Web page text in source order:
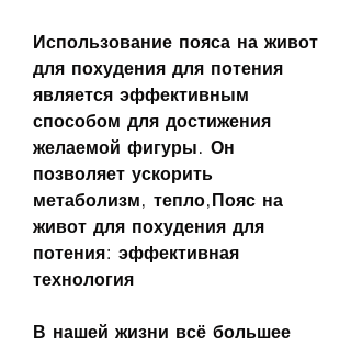
Использование пояса на живот
для похудения для потения
является эффективным
способом для достижения
желаемой фигуры. Он
позволяет ускорить
метаболизм, тепло,Пояс на
живот для похудения для
потения: эффективная
технология
В нашей жизни всё большее